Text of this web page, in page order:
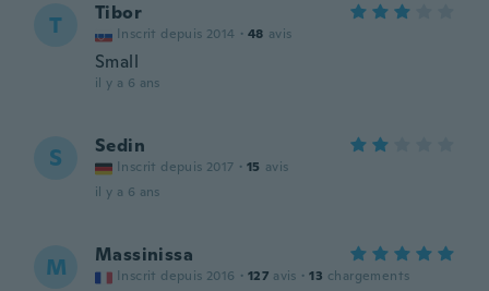
T Tibor
Inscrit depuis 2014 · 48 avis
Small
il y a 6 ans
S Sedin
Inscrit depuis 2017 · 15 avis
il y a 6 ans
M Massinissa
Inscrit depuis 2016 · 127 avis · 13 chargements